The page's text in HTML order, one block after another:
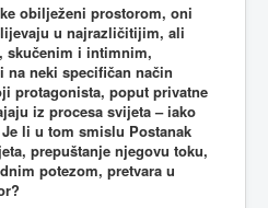
obilježeni prostorom, oni
u najrazličitijim, ali
skučenim i intimnim,
neki specifičan način
protagonista, poput privatne
iz procesa svijeta – iako
li u tom smislu Postanak
prepuštanje njegovu toku,
potezom, pretvara u